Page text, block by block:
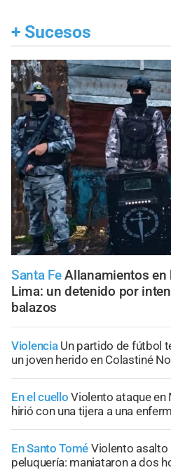
+ Sucesos
Santa Fe Allanamientos en
Lima: un detenido por
balazos
Violencia Un partido de fútbol
un joven herido en Colastiné
En el cuello Violento ataque en
hirió con una tijera a una
En Santo Tomé Violento asalto
peluquería: maniataron a dos